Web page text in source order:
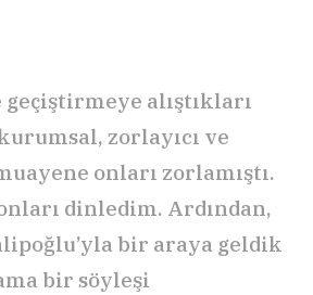
alıştıkları
zorlayıcı ve
onları zorlamıştı.
dinledim. Ardından,
bir araya geldik
bir söyleşi